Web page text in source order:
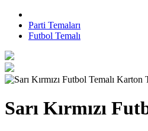
Parti Temaları
Futbol Temalı
Sarı Kırmızı